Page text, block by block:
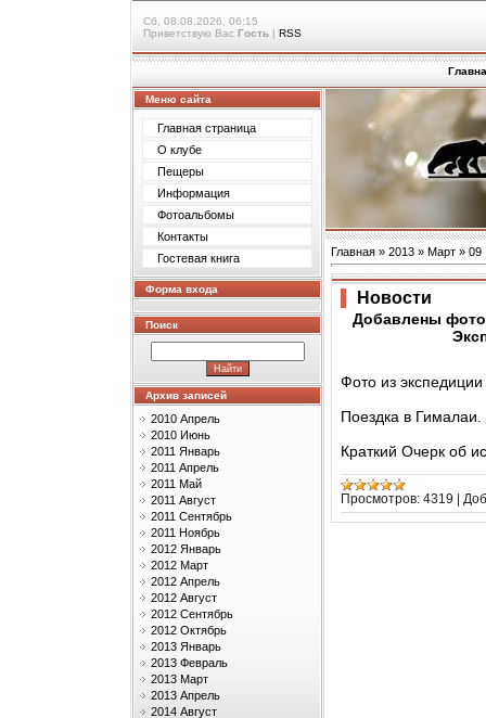
Сб, 08.08.2026, 06:15
Приветствую Вас Гость | RSS
Меню сайта
Главная страница
О клубе
Пещеры
Информация
Фотоальбомы
Контакты
Гостевая книга
Форма входа
Поиск
Архив записей
2010 Апрель
2010 Июнь
2011 Январь
2011 Апрель
2011 Май
2011 Август
2011 Сентябрь
2011 Ноябрь
2012 Январь
2012 Март
2012 Апрель
2012 Август
2012 Сентябрь
2012 Октябрь
2013 Январь
2013 Февраль
2013 Март
2013 Апрель
2014 Август
Главная » 2013 » Март » 09
Новости
Добавлены
Фото из
Поездка в Гималаи.
Краткий Очерк об
Просмотров: 4319